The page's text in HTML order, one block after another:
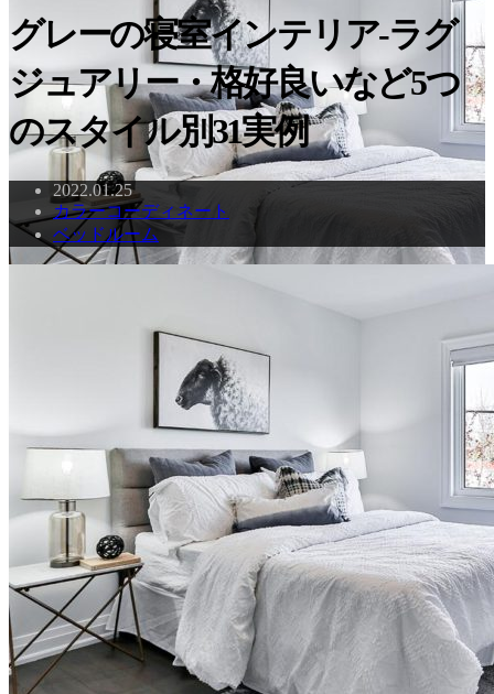
グレーの寝室インテリア-ラグ
ジュアリー・格好良いなど5つ
のスタイル別31実例
2022.01.25
カラーコーディネート
ベッドルーム